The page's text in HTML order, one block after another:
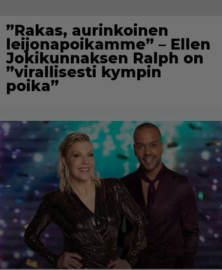
”Rakas, aurinkoinen
leijonapoikamme” – Ellen
Jokikunnaksen Ralph on
”virallisesti kympin
poika”